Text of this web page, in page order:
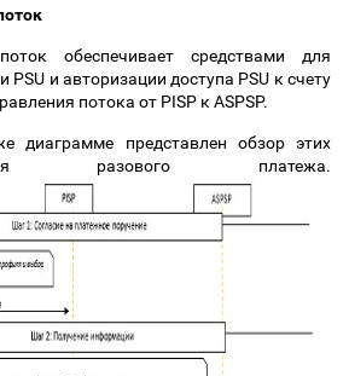
обеспечивает средствами для
PSU и авторизации доступа PSU к счету
потока от PISP к ASPSP.
диаграмме представлен обзор этих
разового платежа.